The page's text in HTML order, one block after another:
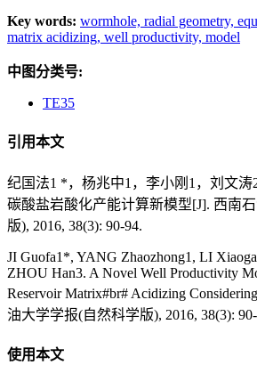
Key words: wormhole, radial geometry,
matrix acidizing, well productivity, model
中图分类号:
TE35
引用本文
纪国法1 *，杨兆中1，李小刚1，刘文涛
碳酸盐岩酸化产能计算新模型[J]. 西南
版), 2016, 38(3): 90-94.
JI Guofa1*, YANG Zhaozhong1, LI
ZHOU Han3. A Novel Well Productivity
Reservoir Matrix#br# Acidizing
油大学学报(自然科学版), 2016, 38(3):
使用本文